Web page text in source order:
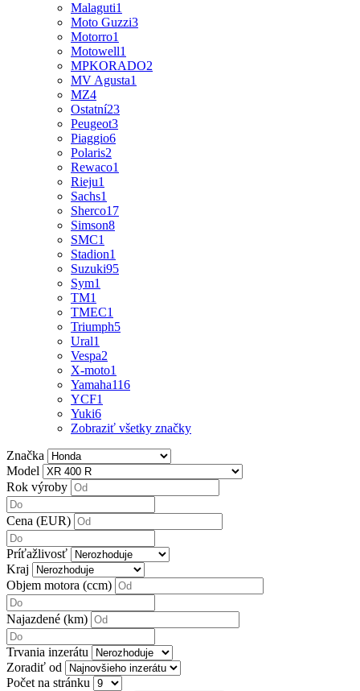
Malaguti1
Moto Guzzi3
Motorro1
Motowell1
MPKORADO2
MV Agusta1
MZ4
Ostatní23
Peugeot3
Piaggio6
Polaris2
Rewaco1
Rieju1
Sachs1
Sherco17
Simson8
SMC1
Stadion1
Suzuki95
Sym1
TM1
TMEC1
Triumph5
Ural1
Vespa2
X-moto1
Yamaha116
YCF1
Yuki6
Zobraziť všetky značky
Značka
Model
Rok výroby
Cena (EUR)
Príťažlivosť
Kraj
Objem motora (ccm)
Najazdené (km)
Trvania inzerátu
Zoradiť od
Počet na stránku